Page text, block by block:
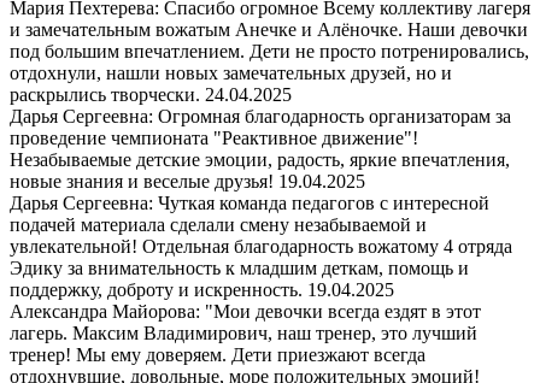
Мария Пехтерева: Спасибо огромное Всему коллективу лагеря
и замечательным вожатым Анечке и Алёночке. Наши девочки
под большим впечатлением. Дети не просто потренировались,
отдохнули, нашли новых замечательных друзей, но и
раскрылись творчески. 24.04.2025
Дарья Сергеевна: Огромная благодарность организаторам за
проведение чемпионата "Реактивное движение"!
Незабываемые детские эмоции, радость, яркие впечатления,
новые знания и веселые друзья! 19.04.2025
Дарья Сергеевна: Чуткая команда педагогов с интересной
подачей материала сделали смену незабываемой и
увлекательной! Отдельная благодарность вожатому 4 отряда
Эдику за внимательность к младшим деткам, помощь и
поддержку, доброту и искренность. 19.04.2025
Александра Майорова: "Мои девочки всегда ездят в этот
лагерь. Максим Владимирович, наш тренер, это лучший
тренер! Мы ему доверяем. Дети приезжают всегда
отдохнувшие, довольные, море положительных эмоций!